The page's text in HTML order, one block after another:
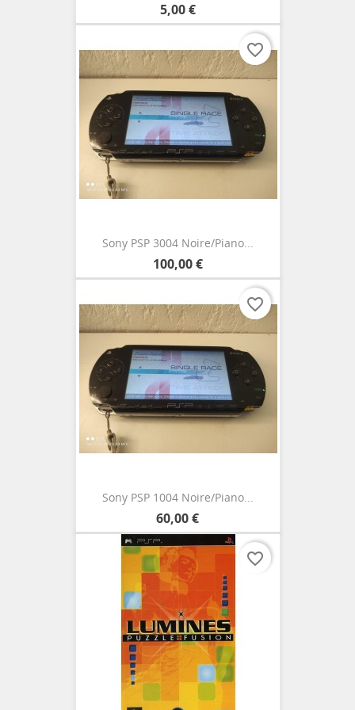
5,00 €
Sony PSP 3004 Noire/Piano...
100,00 €
favorite_border
Sony PSP 1004 Noire/Piano...
60,00 €
favorite_border
favorite_border